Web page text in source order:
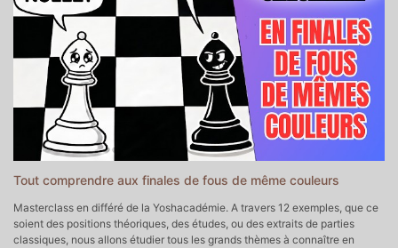
♗Soutenir la chaîne sur Paypal
https://www.paypal.com/donate/?
hosted_button_id=6WTAEDBXAPTLC
♚ Prendre un cours particulier avec moi
https://yoshachess.com/fr/cours-particuliers-echecs-paris-en-ligne/
♛ Me contacter
contact@yoshachess.com
▬▬▬▬▬▬▬▬▬▬ CHAPITRES DE CETTE VIDEO
▬▬▬▬▬▬▬▬▬▬▬
0:00 - Intro
0:25 - Début de la partie
27:04 - Outro
Tout comprendre aux finales de fous de même couleurs
Masterclass en différé de la Yoshacadémie. A travers 12 exemples, que ce
soient des positions théoriques, des études, ou des extraits de parties
classiques, nous allons étudier tous les grands thèmes à connaître en